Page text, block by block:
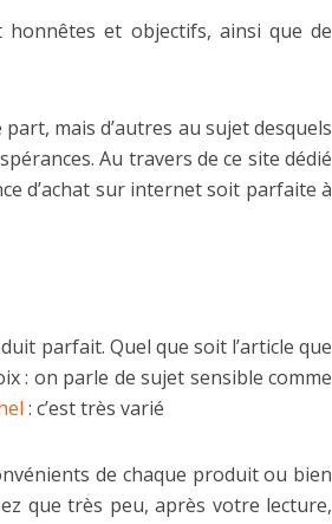
et objectifs, ainsi que de
mais d’autres au sujet desquels
Au travers de ce site dédié
d’achat sur internet soit parfaite à
parfait. Quel que soit l’article que
: on parle de sujet sensible comme
: c’est très varié
de chaque produit ou bien
que très peu, après votre lecture,